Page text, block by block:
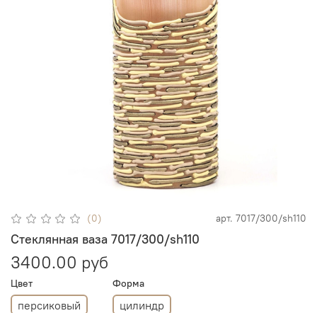
(0) арт. 7017/300/sh110
Стеклянная ваза 7017/300/sh110
3400.00 руб
Цвет
персиковый
Форма
цилиндр